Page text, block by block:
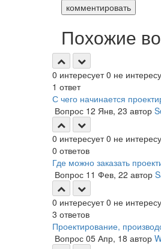
комментировать
Похожие
0 интересует 0 не
1 ответ
С чего начинается
Вопрос 12 Янв, 23 автор
0 интересует 0 не
0 ответов
Где можно заказать
Вопрос 11 Фев, 22 автор
0 интересует 0 не
3 ответов
Проектирование,
Вопрос 05 Апр, 18 автор